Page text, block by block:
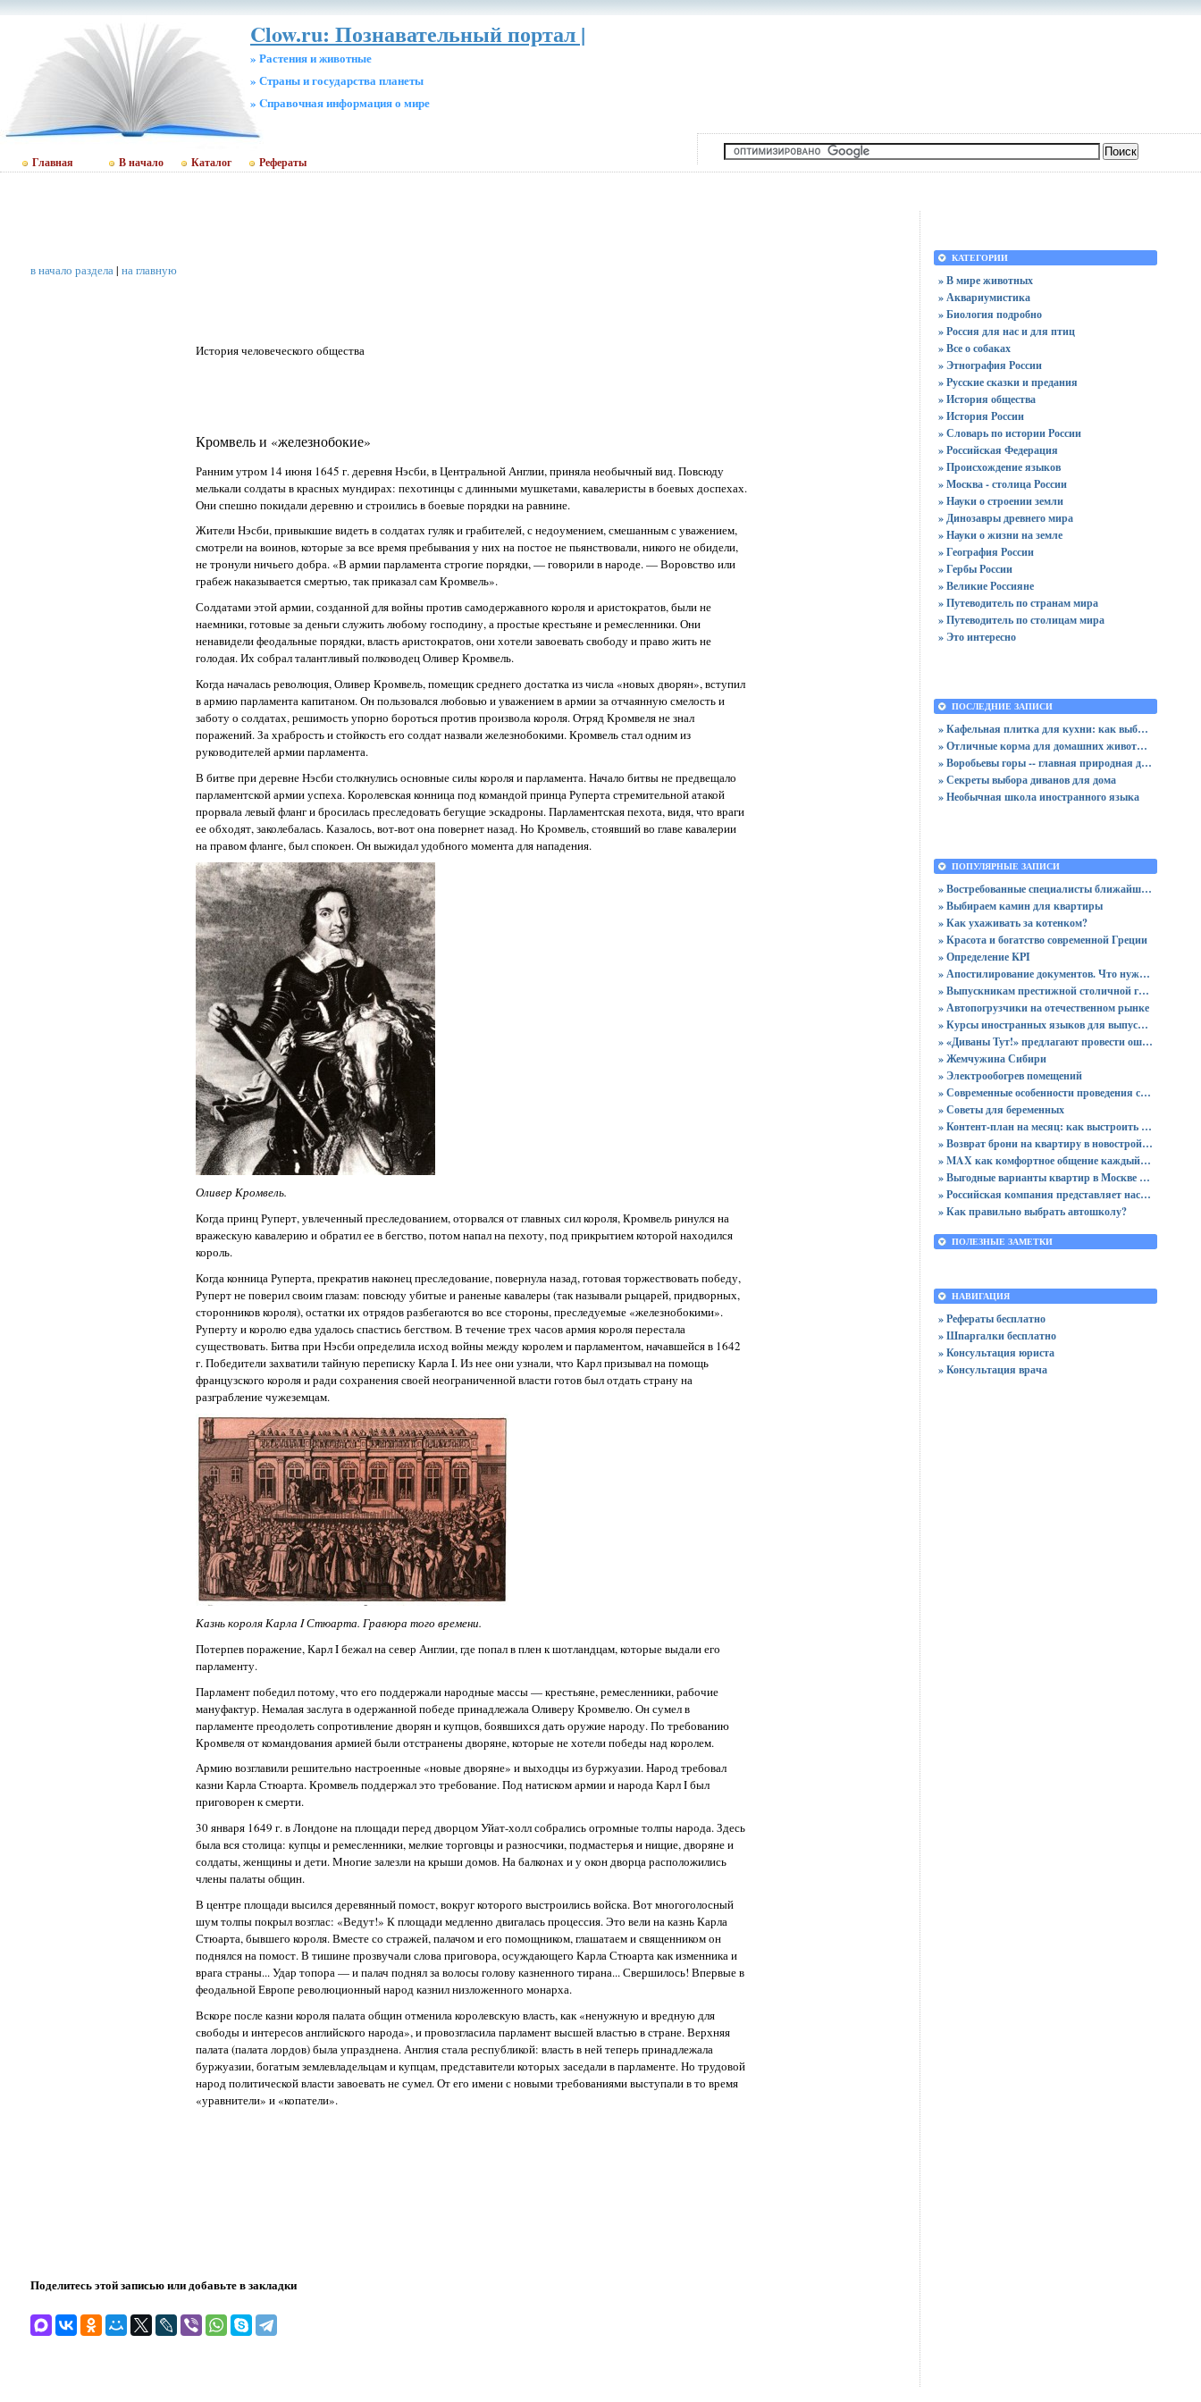
Clow.ru: Познавательный портал |
» Растения и животные
» Страны и государства планеты
» Cправочная информация о мире
Главная В начало Каталог Рефераты
в начало раздела| на главную
История человеческого общества
Кромвель и «железнобокие»
Ранним утром 14 июня 1645 г. деревня Нэсби, в Центральной Англии, приняла необычный вид. Повсюду
мелькали солдаты в красных мундирах: пехотинцы с длинными мушкетами, кавалеристы в боевых доспехах.
Они спешно покидали деревню и строились в боевые порядки на равнине.
Жители Нэсби, привыкшие видеть в солдатах гуляк и грабителей, с недоумением, смешанным с уважением,
смотрели на воинов, которые за все время пребывания у них на постое не пьянствовали, никого не обидели,
не тронули ничьего добра. «В армии парламента строгие порядки, — говорили в народе. — Воровство или
грабеж наказывается смертью, так приказал сам Кромвель».
Солдатами этой армии, созданной для войны против самодержавного короля и аристократов, были не
наемники, готовые за деньги служить любому господину, а простые крестьяне и ремесленники. Они
ненавидели феодальные порядки, власть аристократов, они хотели завоевать свободу и право жить не
голодая. Их собрал талантливый полководец Оливер Кромвель.
Когда началась революция, Оливер Кромвель, помещик среднего достатка из числа «новых дворян», вступил
в армию парламента капитаном. Он пользовался любовью и уважением в армии за отчаянную смелость и
заботу о солдатах, решимость упорно бороться против произвола короля. Отряд Кромвеля не знал
поражений. За храбрость и стойкость его солдат назвали железнобокими. Кромвель стал одним из
руководителей армии парламента.
В битве при деревне Нэсби столкнулись основные силы короля и парламента. Начало битвы не предвещало
парламентской армии успеха. Королевская конница под командой принца Руперта стремительной атакой
прорвала левый фланг и бросилась преследовать бегущие эскадроны. Парламентская пехота, видя, что враги
ее обходят, заколебалась. Казалось, вот-вот она повернет назад. Но Кромвель, стоявший во главе кавалерии
на правом фланге, был спокоен. Он выжидал удобного момента для нападения.
Оливер Кромвель.
Когда принц Руперт, увлеченный преследованием, оторвался от главных сил короля, Кромвель ринулся на
вражескую кавалерию и обратил ее в бегство, потом напал на пехоту, под прикрытием которой находился
король.
Когда конница Руперта, прекратив наконец преследование, повернула назад, готовая торжествовать победу,
Руперт не поверил своим глазам: повсюду убитые и раненые кавалеры (так называли рыцарей, придворных,
сторонников короля), остатки их отрядов разбегаются во все стороны, преследуемые «железнобокими».
Руперту и королю едва удалось спастись бегством. В течение трех часов армия короля перестала
существовать. Битва при Нэсби определила исход войны между королем и парламентом, начавшейся в 1642
г. Победители захватили тайную переписку Карла I. Из нее они узнали, что Карл призывал на помощь
французского короля и ради сохранения своей неограниченной власти готов был отдать страну на
разграбление чужеземцам.
Казнь короля Карла I Стюарта. Гравюра того времени.
Потерпев поражение, Карл I бежал на север Англии, где попал в плен к шотландцам, которые выдали его
парламенту.
Парламент победил потому, что его поддержали народные массы — крестьяне, ремесленники, рабочие
мануфактур. Немалая заслуга в одержанной победе принадлежала Оливеру Кромвелю. Он сумел в
парламенте преодолеть сопротивление дворян и купцов, боявшихся дать оружие народу. По требованию
Кромвеля от командования армией были отстранены дворяне, которые не хотели победы над королем.
Армию возглавили решительно настроенные «новые дворяне» и выходцы из буржуазии. Народ требовал
казни Карла Стюарта. Кромвель поддержал это требование. Под натиском армии и народа Карл I был
приговорен к смерти.
30 января 1649 г. в Лондоне на площади перед дворцом Уйат-холл собрались огромные толпы народа. Здесь
была вся столица: купцы и ремесленники, мелкие торговцы и разносчики, подмастерья и нищие, дворяне и
солдаты, женщины и дети. Многие залезли на крыши домов. На балконах и у окон дворца расположились
члены палаты общин.
В центре площади высился деревянный помост, вокруг которого выстроились войска. Вот многоголосный
шум толпы покрыл возглас: «Ведут!» К площади медленно двигалась процессия. Это вели на казнь Карла
Стюарта, бывшего короля. Вместе со стражей, палачом и его помощником, глашатаем и священником он
поднялся на помост. В тишине прозвучали слова приговора, осуждающего Карла Стюарта как изменника и
врага страны... Удар топора — и палач поднял за волосы голову казненного тирана... Свершилось! Впервые в
феодальной Европе революционный народ казнил низложенного монарха.
Вскоре после казни короля палата общин отменила королевскую власть, как «ненужную и вредную для
свободы и интересов английского народа», и провозгласила парламент высшей властью в стране. Верхняя
палата (палата лордов) была упразднена. Англия стала республикой: власть в ней теперь принадлежала
буржуазии, богатым землевладельцам и купцам, представители которых заседали в парламенте. Но трудовой
народ политической власти завоевать не сумел. От его имени с новыми требованиями выступали в то время
«уравнители» и «копатели».
Поделитесь этой записью или добавьте в закладки
КАТЕГОРИИ
» В мире животных
» Аквариумистика
» Биология подробно
» Россия для нас и для птиц
» Все о собаках
» Этнография России
» Русские сказки и предания
» История общества
» История России
» Словарь по истории России
» Российская Федерация
» Происхождение языков
» Москва - столица России
» Науки о строении земли
» Динозавры древнего мира
» Науки о жизни на земле
» География России
» Гербы России
» Великие Россияне
» Путеводитель по странам мира
» Путеводитель по столицам мира
» Это интересно
ПОСЛЕДНИЕ ЗАПИСИ
» Кафельная плитка для кухни: как выбрать практичную отделку
» Отличные корма для домашних животных
» Воробьевы горы -- главная природная достопримечательность Москвы
» Секреты выбора диванов для дома
» Необычная школа иностранного языка
ПОПУЛЯРНЫЕ ЗАПИСИ
» Востребованные специалисты ближайшего будущего
» Выбираем камин для квартиры
» Как ухаживать за котенком?
» Красота и богатство современной Греции
» Определение KPI
» Апостилирование документов. Что нужно учитывать?
» Выпускникам престижной столичной гимназии вручены 64 аттестата
» Автопогрузчики на отечественном рынке
» Курсы иностранных языков для выпускников
» «Диваны Тут!» предлагают провести ошеломительную ночь!
» Жемчужина Сибири
» Электрообогрев помещений
» Современные особенности проведения сертификации
» Советы для беременных
» Контент-план на месяц: как выстроить стратегию публикаций без хаоса
» Возврат брони на квартиру в новостройке - пошаговая инструкция и советы юриста
» MAX как комфортное общение каждый день: звонки без ограничений и файлы до 4 ГБ
» Выгодные варианты квартир в Москве с доступными ценами для покупки без переплат
» Российская компания представляет настольный ПК
» Как правильно выбрать автошколу?
ПОЛЕЗНЫЕ ЗАМЕТКИ
НАВИГАЦИЯ
» Рефераты бесплатно
» Шпаргалки бесплатно
» Консультация юриста
» Консультация врача